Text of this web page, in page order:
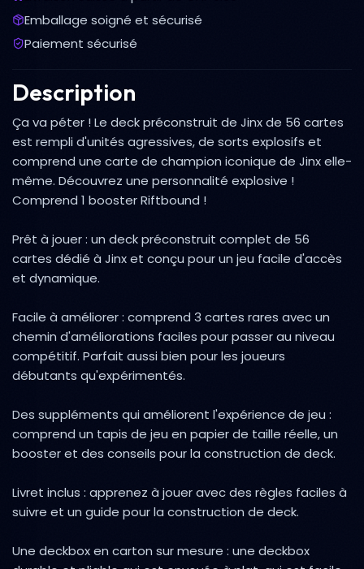
Emballage soigné et sécurisé
Paiement sécurisé
Description
Ça va péter ! Le deck préconstruit de Jinx de 56 cartes
est rempli d'unités agressives, de sorts explosifs et
comprend une carte de champion iconique de Jinx elle-
même. Découvrez une personnalité explosive !
Comprend 1 booster Riftbound !
Prêt à jouer : un deck préconstruit complet de 56
cartes dédié à Jinx et conçu pour un jeu facile d'accès
et dynamique.
Facile à améliorer : comprend 3 cartes rares avec un
chemin d'améliorations faciles pour passer au niveau
compétitif. Parfait aussi bien pour les joueurs
débutants qu'expérimentés.
Des suppléments qui améliorent l'expérience de jeu :
comprend un tapis de jeu en papier de taille réelle, un
booster et des conseils pour la construction de deck.
Livret inclus : apprenez à jouer avec des règles faciles à
suivre et un guide pour la construction de deck.
Une deckbox en carton sur mesure : une deckbox